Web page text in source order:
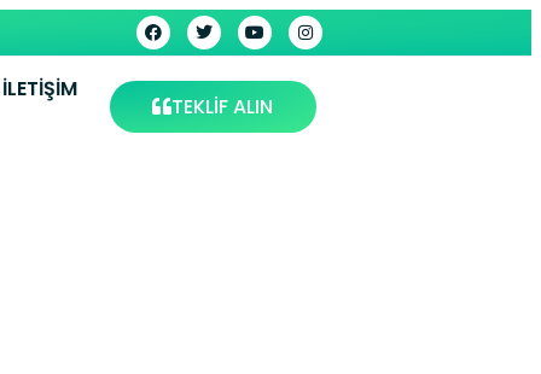
İLETIŞIM
TEKLİF ALIN